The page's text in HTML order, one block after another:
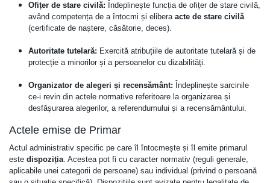
Ofițer de stare civilă: Îndeplinește funcția de ofițer de stare civilă,
având competența de a întocmi și elibera acte de stare civilă
(certificate de naștere, căsătorie, deces).
Autoritate tutelară: Exercită atribuțiile de autoritate tutelară și de
protecție a minorilor și a persoanelor cu dizabilități.
Organizator de alegeri și recensământ: Îndeplinește sarcinile
ce-i revin din actele normative referitoare la organizarea și
desfășurarea alegerilor, a referendumului și a recensământului.
Actele emise de Primar
Actul administrativ specific pe care îl întocmește și îl emite primarul
este dispoziția. Acestea pot fi cu caracter normativ (reguli generale,
aplicabile unei categorii de persoane) sau individual (privind o persoană